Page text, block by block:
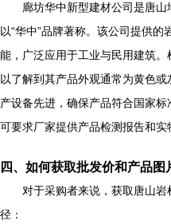
廊坊华中新型建材公司是唐
以“华中”品牌著称。该公司提供
能，广泛应用于工业与民用建筑。
以了解到其产品外观通常为黄色
产设备先进，确保产品符合国家
可要求厂家提供产品检测报告和实
四、如何获取批发价和产品图
对于采购者来说，获取唐山
径：